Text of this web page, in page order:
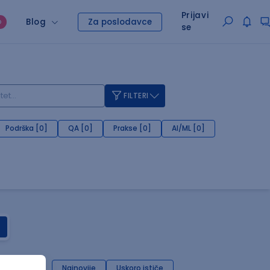
Blog Za poslodavce
Prijavi
se
FILTERI
Podrška [0] QA [0] Prakse [0] AI/ML [0]